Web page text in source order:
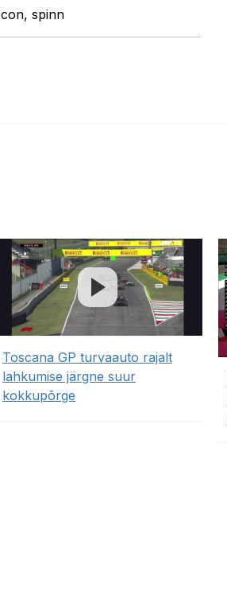
spinn
Toscana GP turvaauto rajalt
lahkumise järgne suur
kokkupõrge